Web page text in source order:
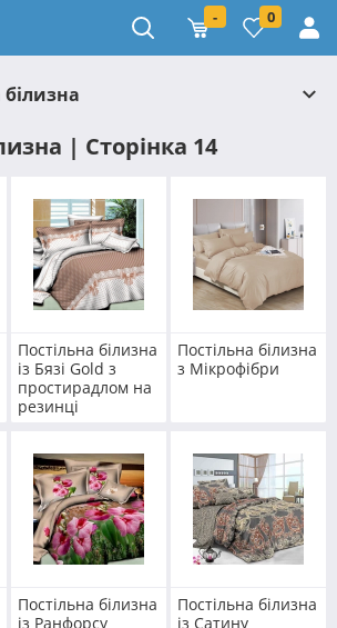
- 0
білизна
| Сторінка 14
Постільна білизна
із Бязі Gold з
простирадлом на
резинці
Постільна білизна
з Мікрофібри
Постільна білизна
із Ранфорсу
Постільна білизна
із Сатину